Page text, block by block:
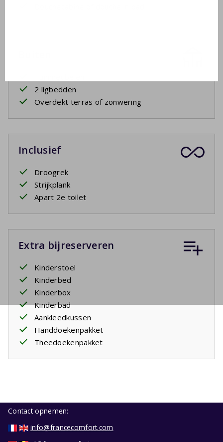
2 ligbedden
Overdekt terras of zonwering
Inclusief
Droogrek
Strijkplank
Apart 2e toilet
Extra bijreserveren
Kinderstoel
Kinderbed
Kinderbox
Kinderbad
Aankleedkussen
Handdoekenpakket
Theedoekenpakket
Contact opnemen:
info@francecomfort.com